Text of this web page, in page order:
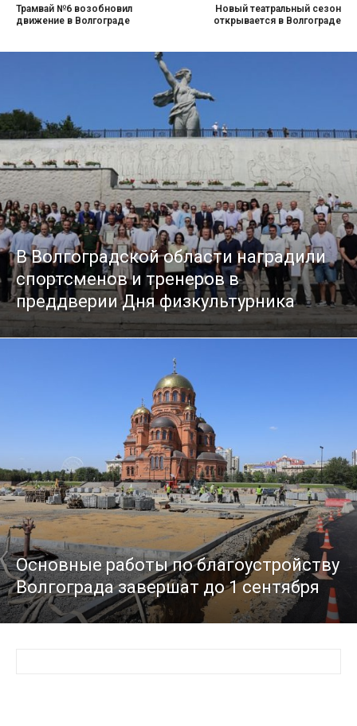
Трамвай №6 возобновил
движение в Волгограде
Новый театральный сезон
открывается в Волгограде
В Волгоградской области наградили
спортсменов и тренеров в
преддверии Дня физкультурника
Основные работы по благоустройству
Волгограда завершат до 1 сентября